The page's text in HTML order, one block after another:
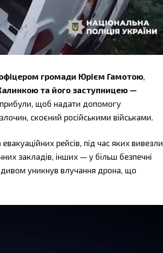
громади Юрієм Гамотою
та його заступницею —
щоб надати допомогу
скоєний російськими військами.
рейсів, під час яких вивезли
закладів, інших — у більш безпечні
дивом уникнув влучання дрона, що